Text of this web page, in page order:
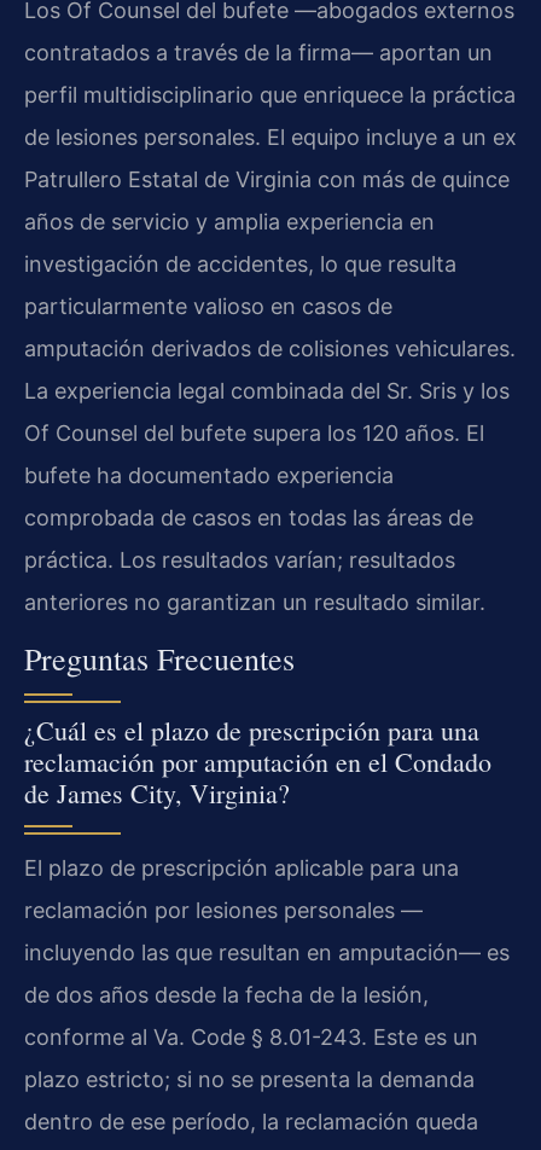
Los Of Counsel del bufete —abogados externos
contratados a través de la firma— aportan un
perfil multidisciplinario que enriquece la práctica
de lesiones personales. El equipo incluye a un ex
Patrullero Estatal de Virginia con más de quince
años de servicio y amplia experiencia en
investigación de accidentes, lo que resulta
particularmente valioso en casos de
amputación derivados de colisiones vehiculares.
La experiencia legal combinada del Sr. Sris y los
Of Counsel del bufete supera los 120 años. El
bufete ha documentado experiencia
comprobada de casos en todas las áreas de
práctica. Los resultados varían; resultados
anteriores no garantizan un resultado similar.
Preguntas Frecuentes
¿Cuál es el plazo de prescripción para una
reclamación por amputación en el Condado
de James City, Virginia?
El plazo de prescripción aplicable para una
reclamación por lesiones personales —
incluyendo las que resultan en amputación— es
de dos años desde la fecha de la lesión,
conforme al Va. Code § 8.01-243. Este es un
plazo estricto; si no se presenta la demanda
dentro de ese período, la reclamación queda